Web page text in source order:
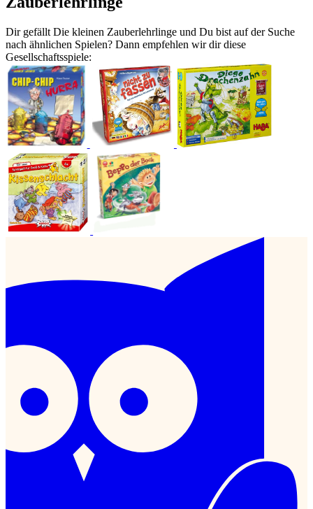
Dir gefällt Die kleinen Zauberlehrlinge und Du bist auf der Suche
nach ähnlichen Spielen? Dann empfehlen wir dir diese
Gesellschaftsspiele: